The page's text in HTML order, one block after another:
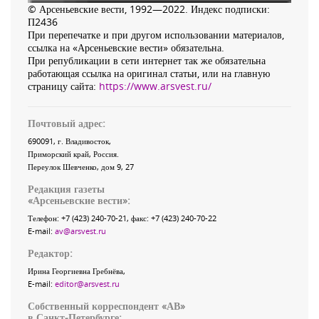
© Арсеньевские вести, 1992—2022. Индекс подписки:
П2436
При перепечатке и при другом использовании материалов,
ссылка на «Арсеньевские вести» обязательна.
При републикации в сети интернет так же обязательна
работающая ссылка на оригинал статьи, или на главную
страницу сайта: https://www.arsvest.ru/
Почтовый адрес:
690091, г. Владивосток,
Приморский край, Россия.
Переулок Шевченко, дом 9, 27
Редакция газеты
«Арсеньевские вести»:
Телефон: +7 (423) 240-70-21, факс: +7 (423) 240-70-22
E-mail: av@arsvest.ru
Редактор:
Ирина Георгиевна Гребнёва,
E-mail: editor@arsvest.ru
Собственный корреспондент «АВ»